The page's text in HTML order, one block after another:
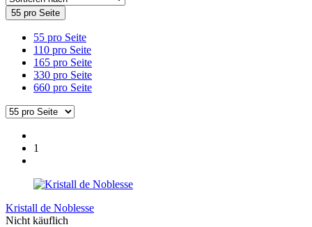
55 pro Seite
55 pro Seite
110 pro Seite
165 pro Seite
330 pro Seite
660 pro Seite
1
Kristall de Noblesse
Nicht käuflich